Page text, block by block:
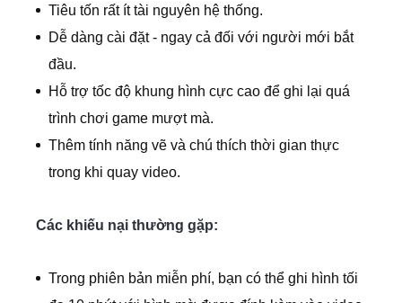
Tiêu tốn rất ít tài nguyên hệ thống.
Dễ dàng cài đặt - ngay cả đối với người mới bắt
đầu.
Hỗ trợ tốc độ khung hình cực cao để ghi lại quá
trình chơi game mượt mà.
Thêm tính năng vẽ và chú thích thời gian thực
trong khi quay video.
Các khiếu nại thường gặp:
Trong phiên bản miễn phí, bạn có thể ghi hình tối